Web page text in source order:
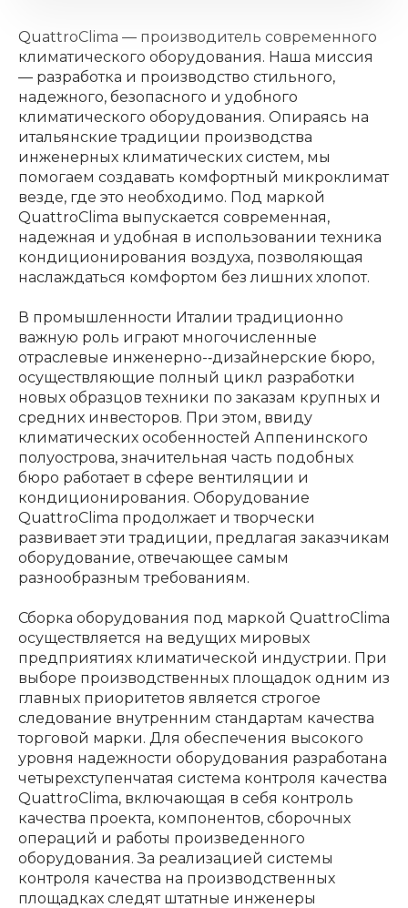
QuattroClima — производитель современного
климатического оборудования. Наша миссия
— разработка и производство стильного,
надежного, безопасного и удобного
климатического оборудования. Опираясь на
итальянские традиции производства
инженерных климатических систем, мы
помогаем создавать комфортный микроклимат
везде, где это необходимо. Под маркой
QuattroClima выпускается современная,
надежная и удобная в использовании техника
кондиционирования воздуха, позволяющая
наслаждаться комфортом без лишних хлопот.
В промышленности Италии традиционно
важную роль играют многочисленные
отраслевые инженерно-‐дизайнерские бюро,
осуществляющие полный цикл разработки
новых образцов техники по заказам крупных и
средних инвесторов. При этом, ввиду
климатических особенностей Аппенинского
полуострова, значительная часть подобных
бюро работает в сфере вентиляции и
кондиционирования. Оборудование
QuattroClima продолжает и творчески
развивает эти традиции, предлагая заказчикам
оборудование, отвечающее самым
разнообразным требованиям.
Сборка оборудования под маркой QuattroClima
осуществляется на ведущих мировых
предприятиях климатической индустрии. При
выборе производственных площадок одним из
главных приоритетов является строгое
следование внутренним стандартам качества
торговой марки. Для обеспечения высокого
уровня надежности оборудования разработана
четырехступенчатая система контроля качества
QuattroClima, включающая в себя контроль
качества проекта, компонентов, сборочных
операций и работы произведенного
оборудования. За реализацией системы
контроля качества на производственных
площадках следят штатные инженеры